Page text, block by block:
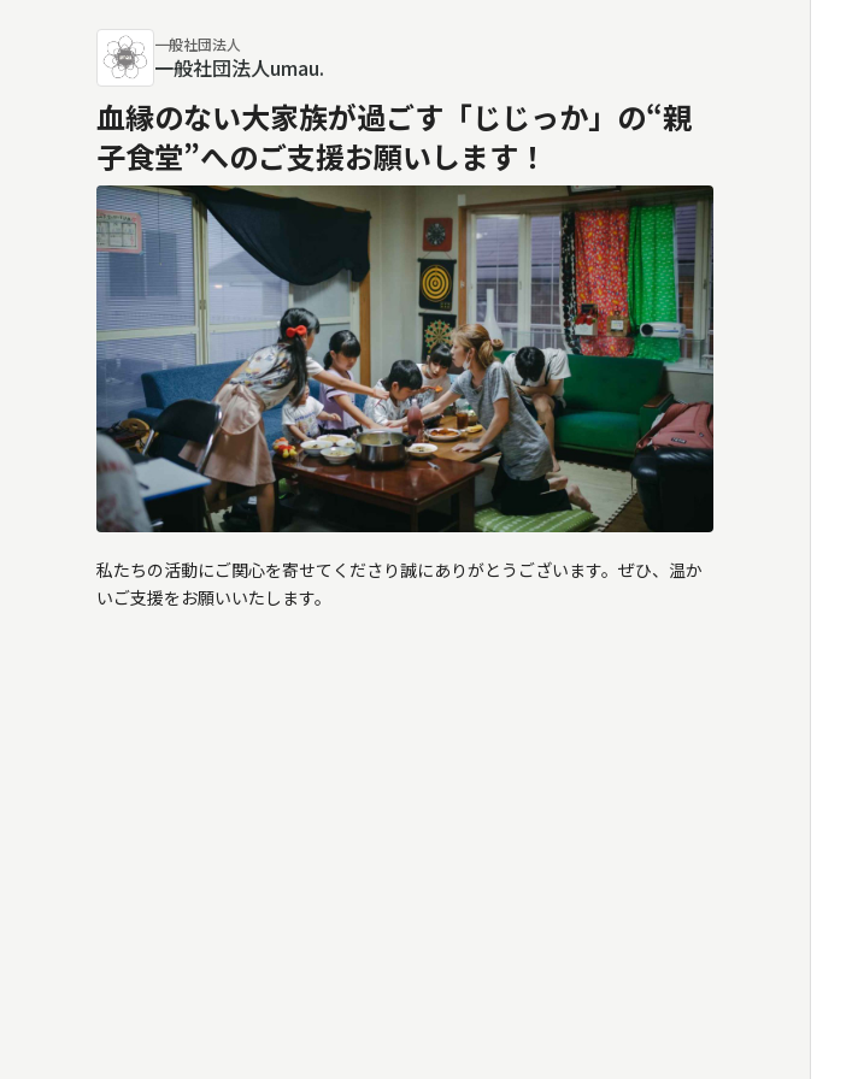
一般社団法人
一般社団法人umau.
血縁のない大家族が過ごす「じじっか」の“親
子食堂”へのご支援お願いします！
私たちの活動にご関心を寄せてくださり誠にありがとうございます。ぜひ、温か
いご支援をお願いいたします。